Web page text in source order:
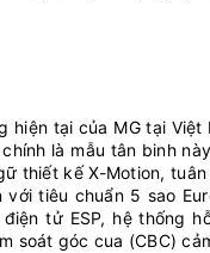
hiện tại của MG tại
là mẫu tân binh
thiết kế X-Motion,
tiêu chuẩn 5 sao
điện tử ESP, hệ thống
soát góc cua (CBC)